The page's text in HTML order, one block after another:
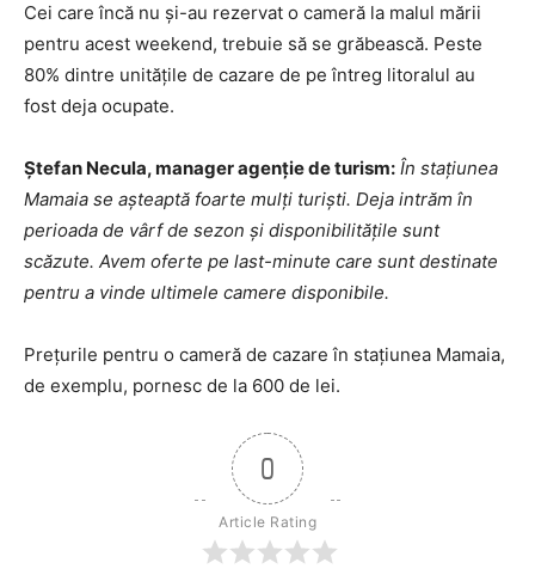
Cei care încă nu şi-au rezervat o cameră la malul mării
pentru acest weekend, trebuie să se grăbească. Peste
80% dintre unităţile de cazare de pe întreg litoralul au
fost deja ocupate.
Ştefan Necula, manager agenţie de turism: În staţiunea
Mamaia se aşteaptă foarte mulţi turişti. Deja intrăm în
perioada de vârf de sezon şi disponibilităţile sunt
scăzute. Avem oferte pe last-minute care sunt destinate
pentru a vinde ultimele camere disponibile.
Preţurile pentru o cameră de cazare în staţiunea Mamaia,
de exemplu, pornesc de la 600 de lei.
0
Article Rating